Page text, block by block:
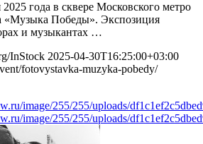
года в сквере Московского метро
«Музыка Победы». Экспозиция
и музыкантах …
InStock 2025-04-30T16:25:00+03:00
fotovystavka-muzyka-pobedy/
image/255/255/uploads/
image/255/255/uploads/